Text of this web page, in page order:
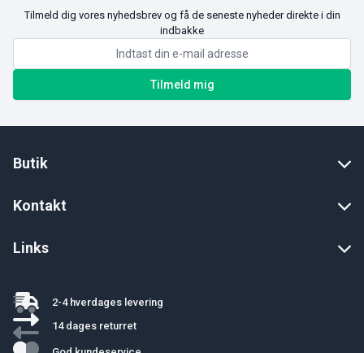
Tilmeld dig vores nyhedsbrev og få de seneste nyheder direkte i din
indbakke
Tilmeld mig
Butik
Kontakt
Links
2-4 hverdages levering
14 dages returret